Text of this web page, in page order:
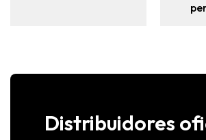
Distribuidores